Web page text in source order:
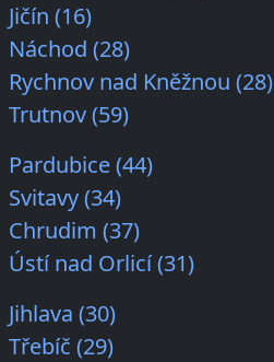
Jičín (16)
Náchod (28)
Rychnov nad Kněžnou (28)
Trutnov (59)
Pardubice (44)
Svitavy (34)
Chrudim (37)
Ústí nad Orlicí (31)
Jihlava (30)
Třebíč (29)